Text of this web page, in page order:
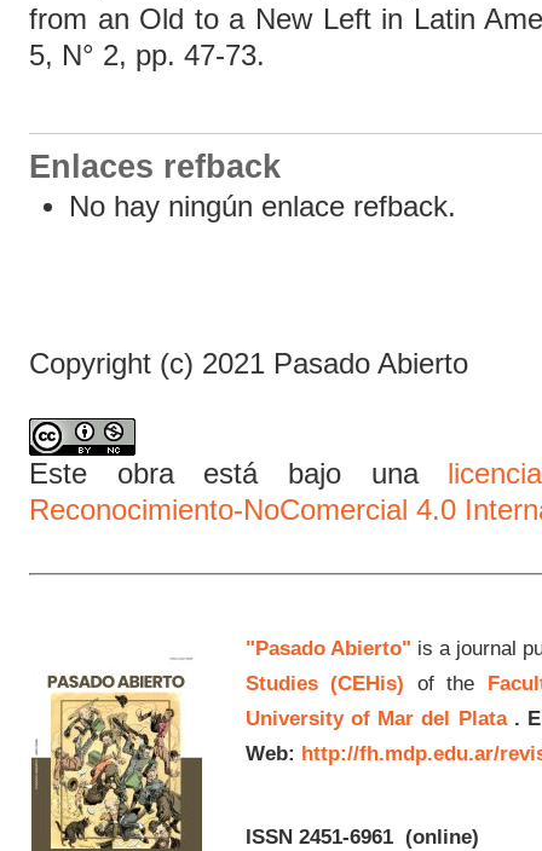
from an Old to a New Left in Latin
5, N° 2, pp. 47-73.
Enlaces refback
No hay ningún enlace refback.
Copyright (c) 2021 Pasado Abierto
Este obra está bajo una
Reconocimiento-NoComercial 4.0
"Pasado Abierto" is a journal
Studies (CEHis) of the
University of Mar del Plata.
Web: http://fh.mdp.edu.ar/
ISSN 2451-6961(online)